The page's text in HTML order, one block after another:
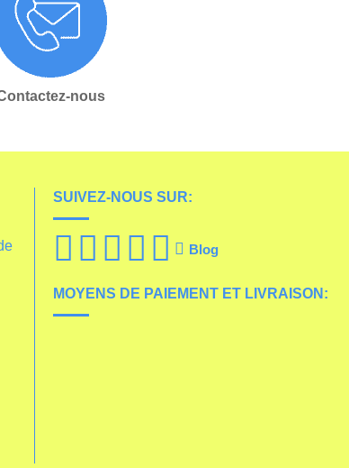
nous
SUIVEZ-NOUS SUR:
Blog
MOYENS DE PAIEMENT ET LIVRAISON: